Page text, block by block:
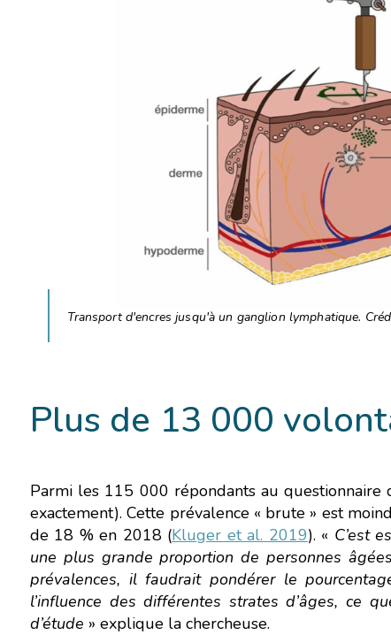
Si vous aussi vous
le parcourir dans son
Transport d'encres jusqu'à un ganglion lymphatique.
Plus de 13 000
Parmi les 115 000 répondants au
exactement). Cette prévalence « brute » est
de 18 % en 2018 (Kluger et al. 2019). « C’est
une plus grande proportion de personnes
prévalences, il faudrait pondérer le
l’influence des différentes strates d’âges, ce
d’étude » explique la chercheuse.